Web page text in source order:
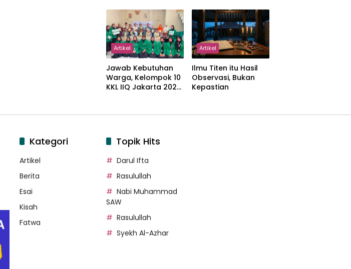
Kemajemukan, dan
Negara dalam
Pemikiran Masykuri
Abdillah
Artikel
Jawab Kebutuhan
Warga, Kelompok 10
KKL IIQ Jakarta 2026
Sukamanah
Artikel
Ilmu Titen itu Hasil
Observasi, Bukan
Kepastian
Kategori
Artikel
Berita
Esai
Kisah
Fatwa
Topik Hits
Darul Ifta
Rasulullah
Nabi Muhammad
SAW
Rasulullah
Syekh Al-Azhar